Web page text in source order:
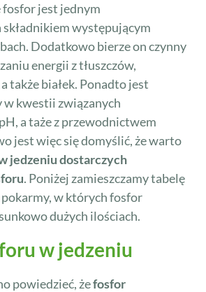
fosfor jest jednym
występującym
Dodatkowo bierze on czynny
energii z tłuszczów,
także białek. Ponadto jest
w kwestii związanych
a taże z przewodnictwem
jest więc się domyślić, że warto
jedzeniu dostarczych
. Poniżej zamieszczamy tabelę
w których fosfor
dużych ilościach.
w jedzeniu
powiedzieć, żefosfor